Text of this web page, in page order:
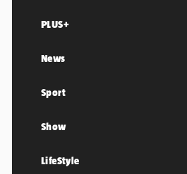
PLUS+
News
Sport
Show
LifeStyle